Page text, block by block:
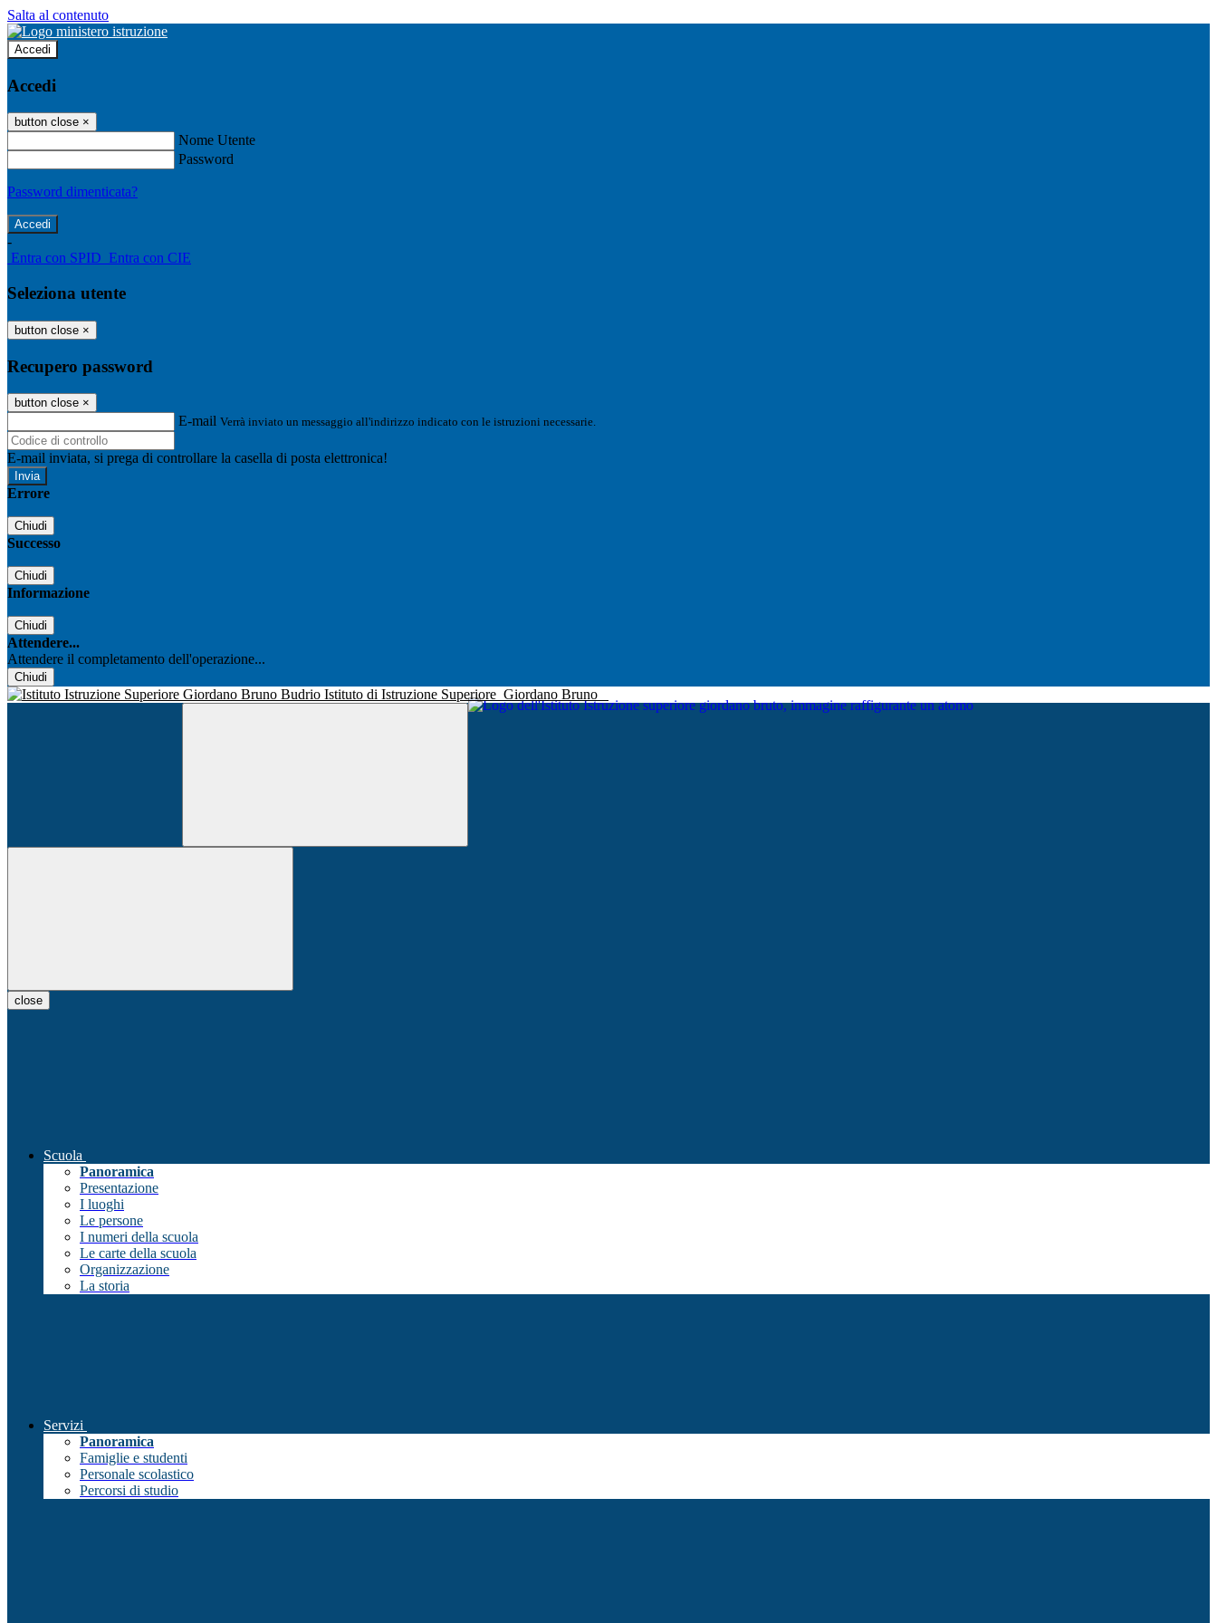
Salta al contenuto
Accedi
Accedi
button close ×
Nome Utente
Password
Password dimenticata?
-
Entra con SPID Entra con CIE
Seleziona utente
button close ×
Recupero password
button close ×
E-mail Verrà inviato un messaggio all'indirizzo indicato con le istruzioni necessarie.
E-mail inviata, si prega di controllare la casella di posta elettronica!
Errore
Chiudi
Successo
Chiudi
Informazione
Chiudi
Attendere...
Attendere il completamento dell'operazione...
Chiudi
Istituto di Istruzione Superiore Giordano Bruno
close
Scuola
Panoramica
Presentazione
I luoghi
Le persone
I numeri della scuola
Le carte della scuola
Organizzazione
La storia
Servizi
Panoramica
Famiglie e studenti
Personale scolastico
Percorsi di studio